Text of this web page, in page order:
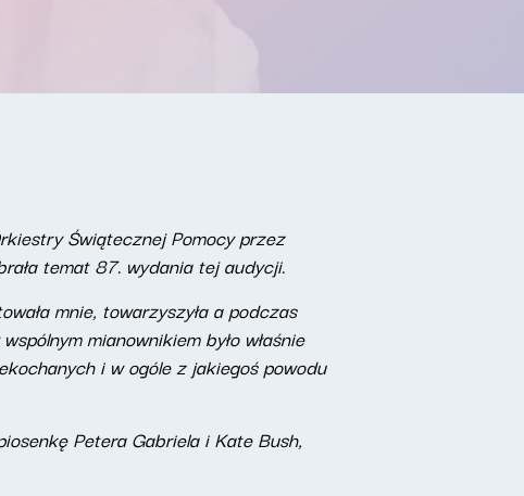
Świątecznej Pomocy przez
temat 87. wydania tej audycji.
mnie, towarzyszyła a podczas
mianownikiem było właśnie
i w ogóle z jakiegoś powodu
Petera Gabriela i Kate Bush,